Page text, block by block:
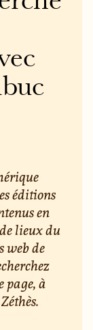
éditions
en
lieux du
web de
page, à